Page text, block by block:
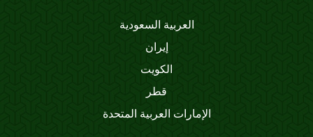
العربية السعودية
إيران
الكويت
قطر
الإمارات العربية المتحدة